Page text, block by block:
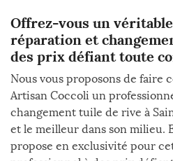
Offrez-vous un
réparation et
des prix défiant toute
Nous vous proposons de faire
Artisan Coccoli un
changement tuile de rive à
et le meilleur dans son milieu.
propose en exclusivité pour